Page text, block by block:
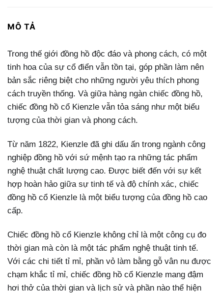
MÔ TẢ
Trong thế giới đồng hồ độc đáo và phong cách, có một
tinh hoa của sự cổ điển vẫn tồn tại, góp phần làm nên
bản sắc riêng biệt cho những người yêu thích phong
cách truyền thống. Và giữa hàng ngàn chiếc đồng hồ,
chiếc đồng hồ cổ Kienzle vẫn tỏa sáng như một biểu
tượng của thời gian và phong cách.
Từ năm 1822, Kienzle đã ghi dấu ấn trong ngành công
nghiệp đồng hồ với sứ mệnh tạo ra những tác phẩm
nghệ thuật chất lượng cao. Được biết đến với sự kết
hợp hoàn hảo giữa sự tinh tế và độ chính xác, chiếc
đồng hồ cổ Kienzle là một biểu tượng của đồng hồ cao
cấp.
Chiếc đồng hồ cổ Kienzle không chỉ là một công cụ đo
thời gian mà còn là một tác phẩm nghệ thuật tinh tế.
Với các chi tiết tỉ mỉ, phần vỏ làm bằng gỗ vân nu được
chạm khắc tỉ mỉ, chiếc đồng hồ cổ Kienzle mang đậm
hơi thở của thời gian và lịch sử và phần nào thể hiện